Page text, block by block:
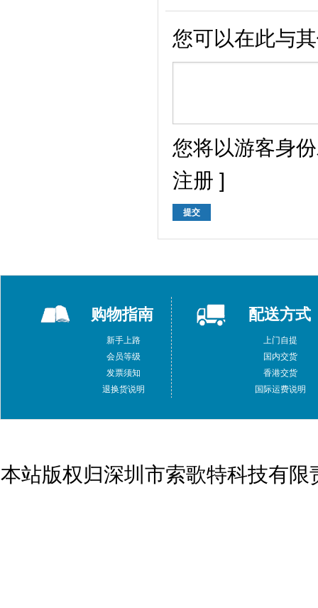
您可以在此与
您将以游客身
注册 ]
提交
购物指南
新手上路
会员等级
发票须知
退换货说明
配送方式
上门自提
国内交货
香港交货
国际运费说明
本站版权归深圳市索歌特科技有